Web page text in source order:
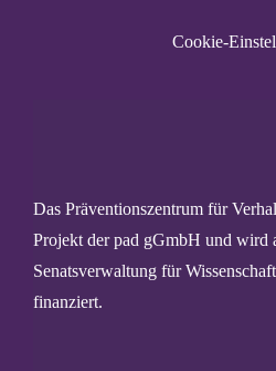
Cookie-
Das Präventionszentrum für
Projekt der pad gGmbH und wird
Senatsverwaltung für
finanziert.